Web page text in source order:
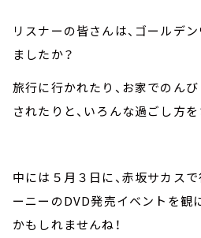
リスナーの皆さんは、ゴールデ
ましたか？
旅行に行かれたり、お家でのん
されたりと、いろんな過ごし方
中には５月３日に、赤坂サカス
ーニーのDVD発売イベントを観
かもしれませんね！